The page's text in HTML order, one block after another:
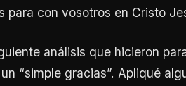
para con vosotros en Cristo
análisis que hicieron
“simple gracias”. Apliqué